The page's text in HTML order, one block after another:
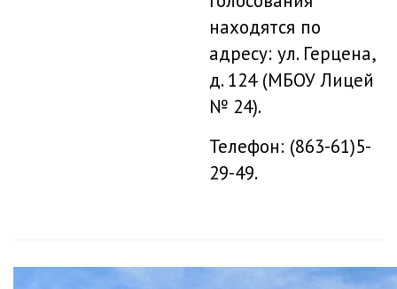
находятся по
адресу: ул. Герцена,
д. 124 (МБОУ Лицей
№ 24).
Телефон: (863-61)5-
29-49.